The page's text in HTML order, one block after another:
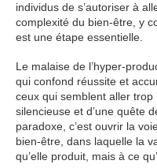
individus de s’autoriser à
complexité du bien-être, y
est une étape essentielle.
Le malaise de l’hyper-
qui confond réussite et
ceux qui semblent aller trop
silencieuse et d’une quête
paradoxe, c’est ouvrir la
bien-être, dans laquelle la
qu’elle produit, mais à ce